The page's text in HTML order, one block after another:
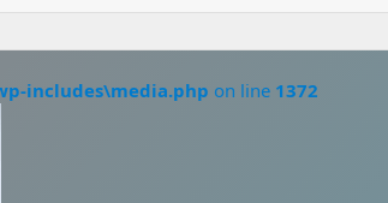
includes\media.php on line 1372